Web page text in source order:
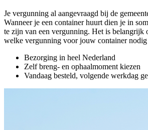
Je vergunning al aangevraagd bij de
Wanneer je een container huurt dien je in
te zijn van een vergunning. Het is belangrijk
welke vergunning voor jouw container nodig
Bezorging in heel Nederland
Zelf breng- en ophaalmoment kiezen
Vandaag besteld, volgende werkdag